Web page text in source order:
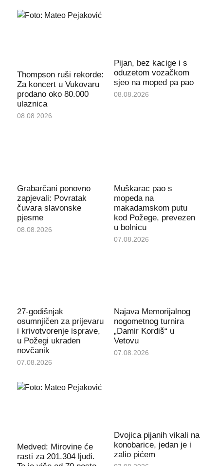
Thompson ruši rekorde:
Za koncert u Vukovaru
prodano oko 80.000
ulaznica
08.08.2026
Pijan, bez kacige i s
oduzetom vozačkom
sjeo na moped pa pao
08.08.2026
Grabarčani ponovno
zapjevali: Povratak
čuvara slavonske
pjesme
08.08.2026
Muškarac pao s
mopeda na
makadamskom putu
kod Požege, prevezen
u bolnicu
07.08.2026
27-godišnjak
osumnjičen za prijevaru
i krivotvorenje isprave,
u Požegi ukraden
novčanik
07.08.2026
Najava Memorijalnog
nogometnog turnira
„Damir Kordiš“ u
Vetovu
07.08.2026
Medved: Mirovine će
rasti za 201.304 ljudi.
Dvojica pijanih vikali na
konobarice, jedan je i
zalio pićem